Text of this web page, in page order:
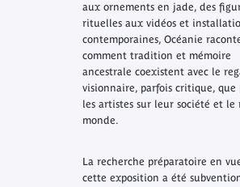
aux ornements en jade, des
rituelles aux vidéos et
contemporaines, Océanie
comment tradition et mémoire
ancestrale coexistent avec le
visionnaire, parfois critique, que
les artistes sur leur société et le
monde.
La recherche préparatoire en
cette exposition a été